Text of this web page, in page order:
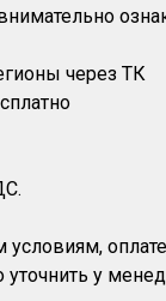
через ТК
у